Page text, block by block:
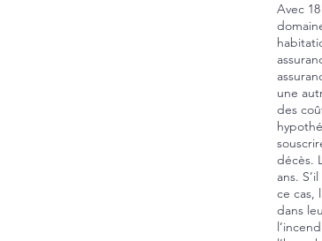
Avec
une
des
décès.
ans.
ce cas,
dans